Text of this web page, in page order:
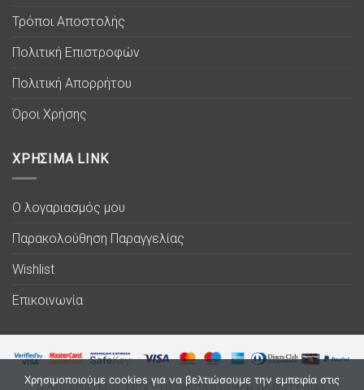
Τρόποι Αποστολής
Πολιτική Επιστροφών
Πολιτική Απορρήτου
Όροι Χρήσης
ΧΡΗΣΙΜΑ LINK
Ο λογαριασμός μου
Παρακολούθηση Παραγγελίας
Wishlist
Επικοινωνία
Χρησιμοποιούμε cookies για να βελτιώσουμε την εμπειρία στις